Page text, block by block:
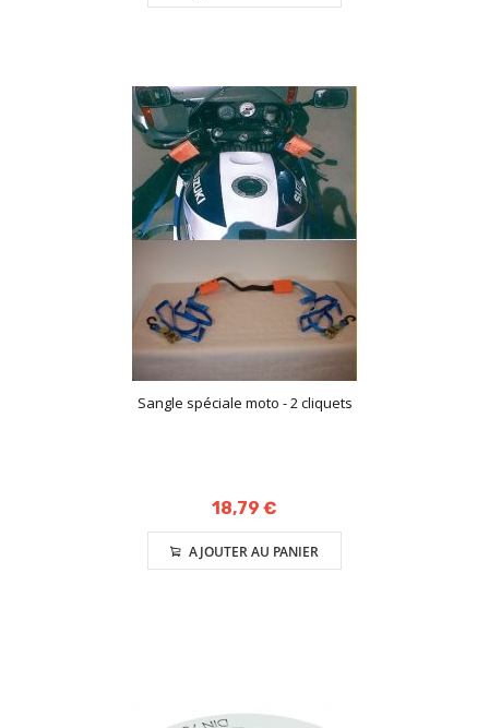
Sangle spéciale moto - 2 cliquets
18,79 €
AJOUTER AU PANIER